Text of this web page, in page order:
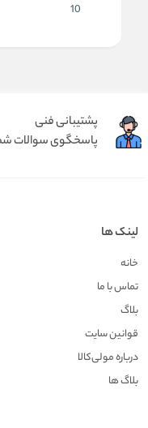
10
پشتیبانی فنی
پاسخگوی سوالات
لینک ها
خانه
تماس با ما
بلاگ
قوانین سایت
درباره مولی‌کالا
بلاگ ها